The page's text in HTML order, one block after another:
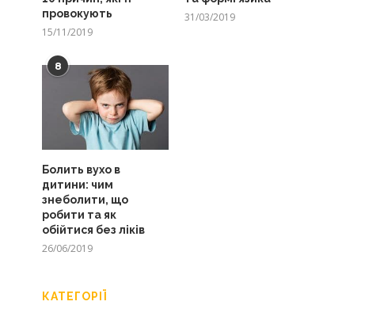
провокують
15/11/2019
31/03/2019
8
Болить вухо в
дитини: чим
знеболити, що
робити та як
обійтися без ліків
26/06/2019
КАТЕГОРІЇ